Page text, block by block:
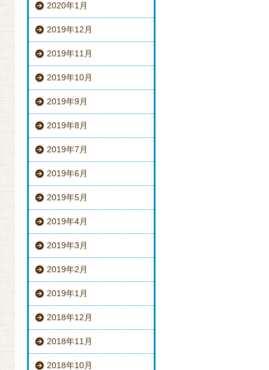
2020年1月
2019年12月
2019年11月
2019年10月
2019年9月
2019年8月
2019年7月
2019年6月
2019年5月
2019年4月
2019年3月
2019年2月
2019年1月
2018年12月
2018年11月
2018年10月